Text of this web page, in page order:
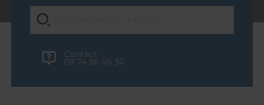
Contact
09 74 56 46 30